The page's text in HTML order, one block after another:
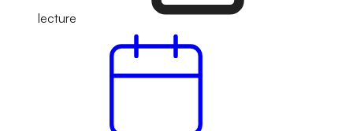
lecture